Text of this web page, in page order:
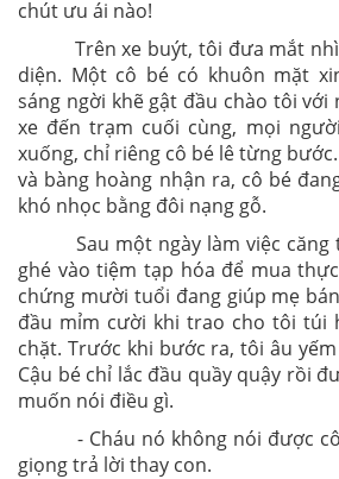
chút ưu ái nào!
Trên xe buýt, tôi đưa mắt
diện. Một cô bé có khuôn mặt
sáng ngời khẽ gật đầu chào tôi với
xe đến trạm cuối cùng, mọi
xuống, chỉ riêng cô bé lê từng
và bàng hoàng nhận ra, cô bé
khó nhọc bằng đôi nạng gỗ.
Sau một ngày làm việc căng
ghé vào tiệm tạp hóa để mua
chứng mười tuổi đang giúp mẹ
đầu mỉm cười khi trao cho tôi túi
chặt. Trước khi bước ra, tôi âu
Cậu bé chỉ lắc đầu quầy quậy rồi
muốn nói điều gì.
- Cháu nó không nói được cô
giọng trả lời thay con.